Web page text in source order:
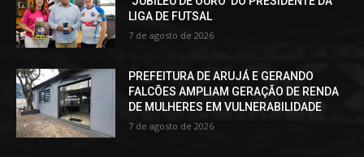
LIGA DE FUTSAL
7 de agosto de 2026
PREFEITURA DE ARUJÁ E GERANDO
FALCÕES AMPLIAM GERAÇÃO DE RENDA
DE MULHERES EM VULNERABILIDADE
7 de agosto de 2026